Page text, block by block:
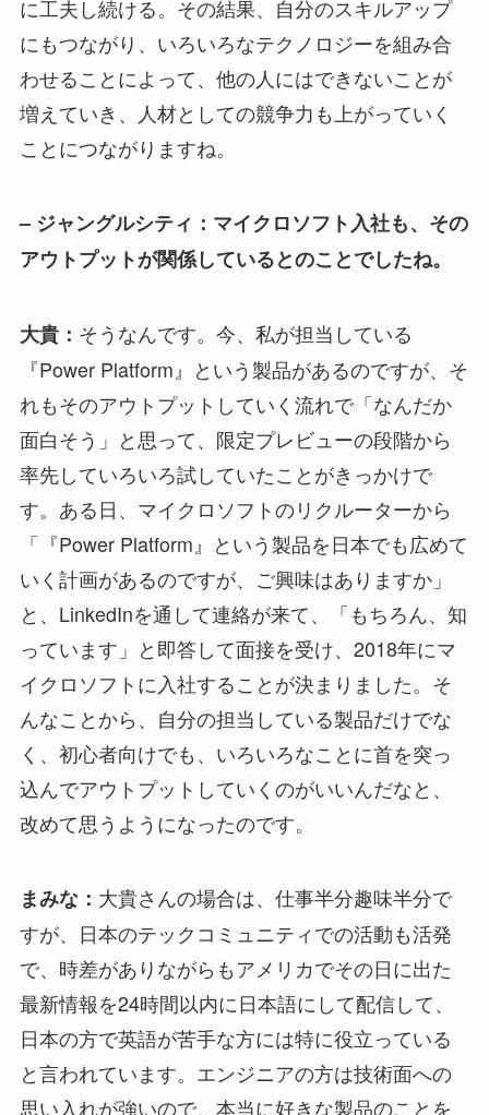
に工夫し続ける。その結果、自分のスキルアップ
にもつながり、いろいろなテクノロジーを組み合
わせることによって、他の人にはできないことが
増えていき、人材としての競争力も上がっていく
ことにつながりますね。
– ジャングルシティ：マイクロソフト入社も、その
アウトプットが関係しているとのことでしたね。
大貴： そうなんです。今、私が担当している
『Power Platform』という製品があるのですが、そ
れもそのアウトプットしていく流れで「なんだか
面白そう」と思って、限定プレビューの段階から
率先していろいろ試していたことがきっかけで
す。ある日、マイクロソフトのリクルーターから
「『Power Platform』という製品を日本でも広めて
いく計画があるのですが、ご興味はありますか」
と、LinkedInを通して連絡が来て、「もちろん、知
っています」と即答して面接を受け、2018年にマ
イクロソフトに入社することが決まりました。そ
んなことから、自分の担当している製品だけでな
く、初心者向けでも、いろいろなことに首を突っ
込んでアウトプットしていくのがいいんだなと、
改めて思うようになったのです。
まみな： 大貴さんの場合は、仕事半分趣味半分で
すが、日本のテックコミュニティでの活動も活発
で、時差がありながらもアメリカでその日に出た
最新情報を24時間以内に日本語にして配信して、
日本の方で英語が苦手な方には特に役立っている
と言われています。エンジニアの方は技術面への
思い入れが強いので、本当に好きな製品のことを